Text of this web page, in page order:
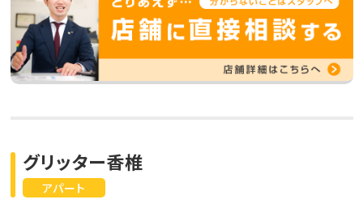
アパート
グリッター香椎